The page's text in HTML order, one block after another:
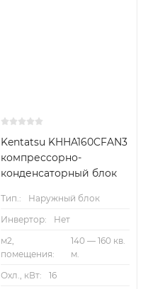
Kentatsu KHHA160CFAN3
компрессорно-
конденсаторный блок
Тип.:
Наружный блок
Инвертор:
Нет
м2,
помещения:
140 — 160 кв.
м.
Охл., кВт:
16